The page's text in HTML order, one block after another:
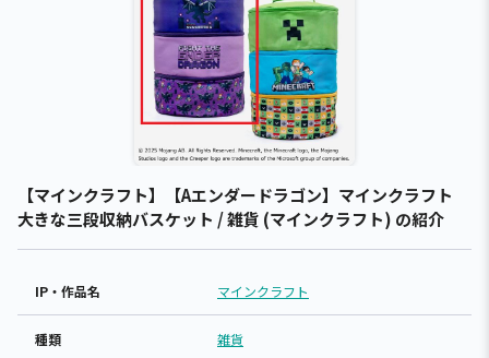
【マインクラフト】【Aエンダードラゴン】マインクラフト
大きな三段収納バスケット / 雑貨 (マインクラフト) の紹介
IP・作品名 マインクラフト
種類 雑貨